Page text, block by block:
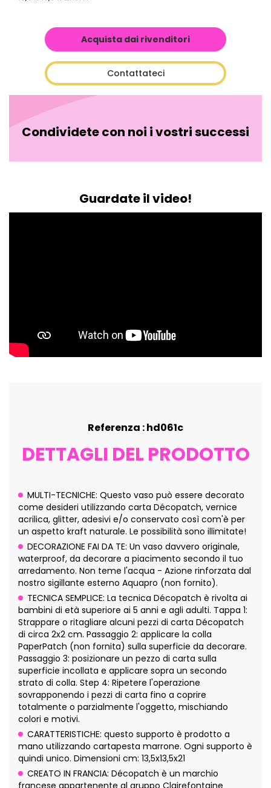
Acquista dai rivenditori
Contattateci
Condividete con noi i vostri successi
Guardate il video!
Referenza : hd061c
DETTAGLI DEL PRODOTTO
MULTI-TECNICHE: Questo vaso può essere decorato
come desideri utilizzando carta Décopatch, vernice
acrilica, glitter, adesivi e/o conservato così com'è per
un aspetto kraft naturale. Le possibilità sono illimitate!
DECORAZIONE FAI DA TE: Un vaso davvero originale,
waterproof, da decorare a piacimento secondo il tuo
arredamento. Non teme l'acqua - Azione rinforzata dal
nostro sigillante esterno Aquapro (non fornito).
TECNICA SEMPLICE: La tecnica Décopatch è rivolta ai
bambini di età superiore ai 5 anni e agli adulti. Tappa 1:
Strappare o ritagliare alcuni pezzi di carta Décopatch
di circa 2x2 cm. Passaggio 2: applicare la colla
PaperPatch (non fornita) sulla superficie da decorare.
Passaggio 3: posizionare un pezzo di carta sulla
superficie incollata e applicare sopra un secondo
strato di colla. Step 4: Ripetere l'operazione
sovrapponendo i pezzi di carta fino a coprire
totalmente o parzialmente l'oggetto, mischiando
colori e motivi.
CARATTERISTICHE: questo supporto è prodotto a
mano utilizzando cartapesta marrone. Ogni supporto è
quindi unico. Dimensioni cm: 13,5x13,5x21
CREATO IN FRANCIA: Décopatch è un marchio